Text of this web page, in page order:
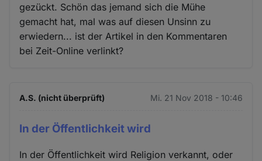
gezückt. Schön das jemand sich die Mühe
gemacht hat, mal was auf diesen Unsinn zu
erwiedern... ist der Artikel in den Kommentaren
bei Zeit-Online verlinkt?
A.S. (nicht überprüft) Mi. 21 Nov 2018 - 10:46
In der Öffentlichkeit wird
In der Öffentlichkeit wird Religion verkannt, oder